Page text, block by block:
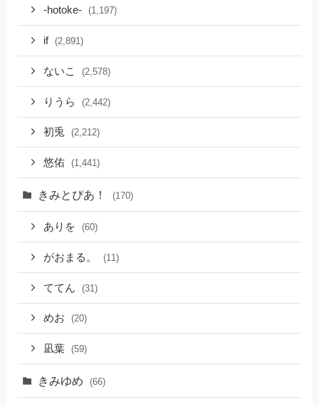
-hotoke- (1,197)
if (2,891)
ないこ (2,578)
りうら (2,442)
初兎 (2,212)
悠佑 (1,441)
きみとぴあ！ (170)
ありを (60)
がおまる。 (11)
ててん (31)
めお (20)
凪葉 (59)
きみゆめ (66)